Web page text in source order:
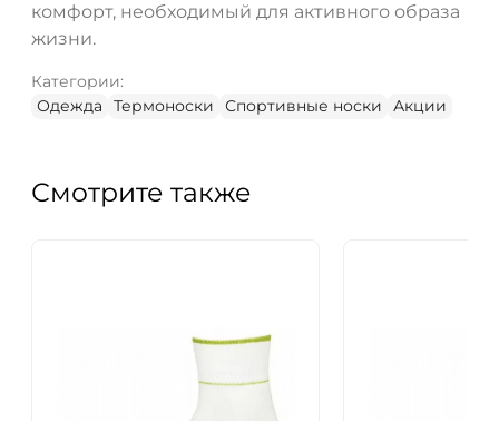
комфорт, необходимый для активного образа
жизни.
Категории:
Одежда
Термоноски Спортивные носки Акции
Смотрите также